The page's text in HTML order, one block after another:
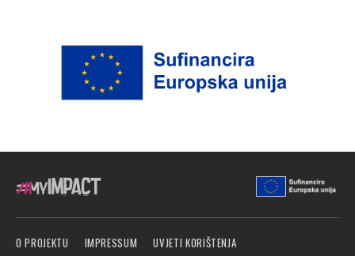
O PROJEKTU IMPRESSUM UVJETI KORIŠTENJA